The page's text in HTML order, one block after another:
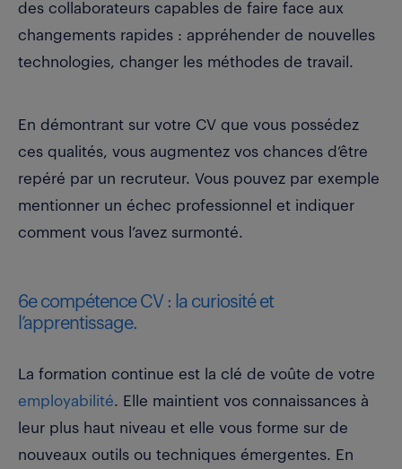
des collaborateurs capables de faire face aux
changements rapides : appréhender de nouvelles
technologies, changer les méthodes de travail.
En démontrant sur votre CV que vous possédez
ces qualités, vous augmentez vos chances d’être
repéré par un recruteur. Vous pouvez par exemple
mentionner un échec professionnel et indiquer
comment vous l’avez surmonté.
6e compétence CV : la curiosité et
l’apprentissage.
La formation continue est la clé de voûte de votre
employabilité. Elle maintient vos connaissances à
leur plus haut niveau et elle vous forme sur de
nouveaux outils ou techniques émergentes. En